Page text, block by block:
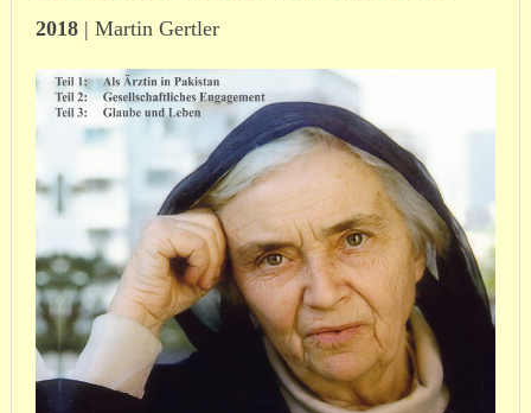
2018| Martin Gertler